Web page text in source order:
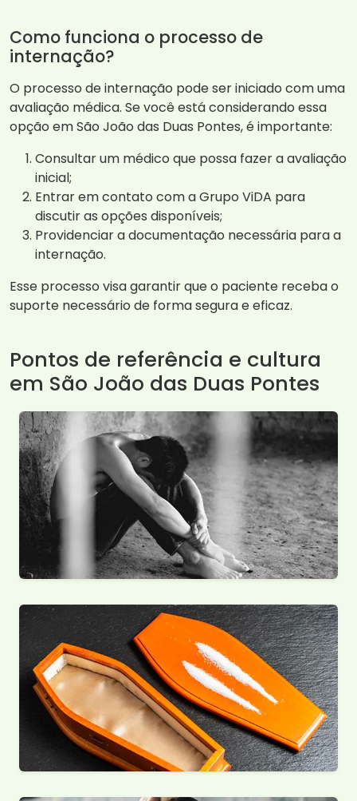
Como funciona o processo de
internação?
O processo de internação pode ser iniciado com uma
avaliação médica. Se você está considerando essa
opção em São João das Duas Pontes, é importante:
Consultar um médico que possa fazer a avaliação
inicial;
Entrar em contato com a Grupo ViDA para
discutir as opções disponíveis;
Providenciar a documentação necessária para a
internação.
Esse processo visa garantir que o paciente receba o
suporte necessário de forma segura e eficaz.
Pontos de referência e cultura
em São João das Duas Pontes